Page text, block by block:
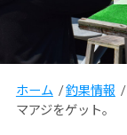
ホーム /釣果情報 /
マアジをゲット。